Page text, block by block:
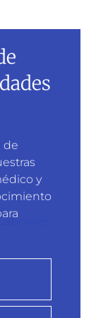
de
y